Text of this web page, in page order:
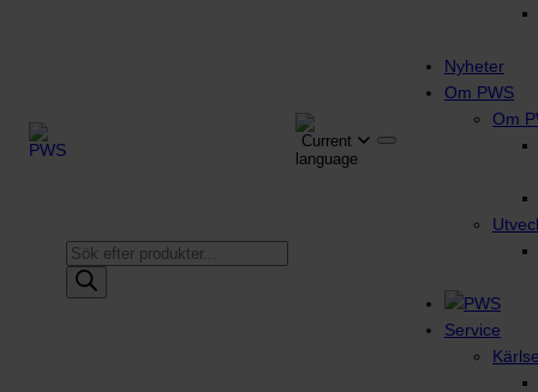
Produktsökning
Nyheter
Om PWS
Om
Service